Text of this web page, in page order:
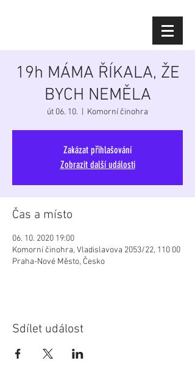
19h MÁMA ŘÍKALA, ŽE
BYCH NEMĚLA
út 06. 10. Komorní činohra
Zakázat přihlašování
Zobrazit další události
Čas a místo
06. 10. 2020 19:00
Komorní činohra, Vladislavova 2053/22, 110 00
Praha-Nové Město, Česko
Sdílet událost